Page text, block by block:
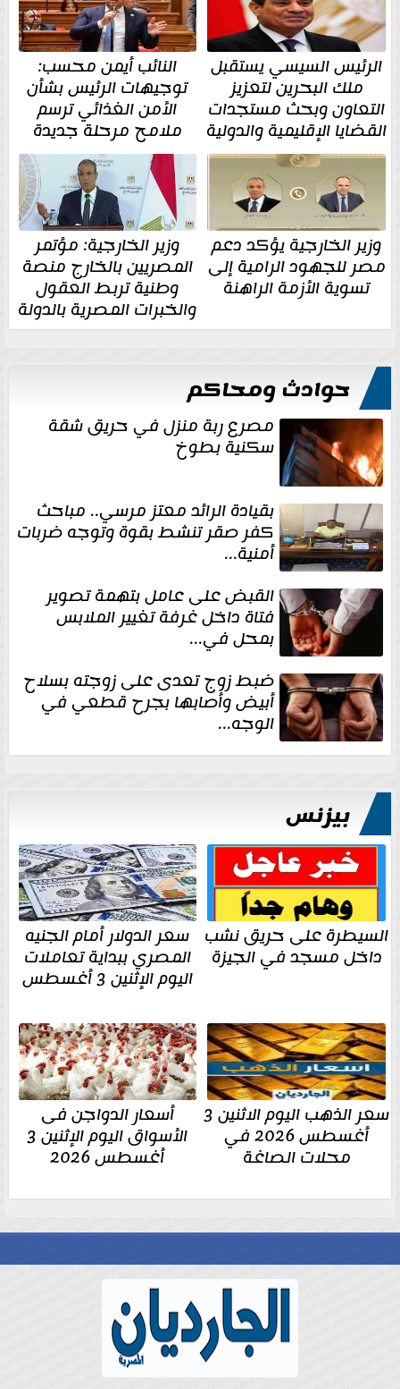
الرئيس السيسي يستقبل
ملك البحرين لتعزيز
التعاون وبحث مستجدات
القضايا الإقليمية والدولية
النائب أيمن محسب:
توجيهات الرئيس بشأن
الأمن الغذائي ترسم
ملامح مرحلة جديدة
وزير الخارجية يؤكد دعم
مصر للجهود الرامية إلى
تسوية الأزمة الراهنة
وزير الخارجية: مؤتمر
المصريين بالخارج منصة
وطنية تربط العقول
والخبرات المصرية بالدولة
حوادث ومحاكم
مصرع ربة منزل في حريق شقة
سكنية بطوخ
بقيادة الرائد معتز مرسي.. مباحث
كفر صقر تنشط بقوة وتوجه ضربات
أمنية...
القبض على عامل بتهمة تصوير
فتاة داخل غرفة تغيير الملابس
بمحل في...
ضبط زوج تعدى على زوجته بسلاح
أبيض وأصابها بجرح قطعي في
الوجه...
بيزنس
السيطرة على حريق نشب
داخل مسجد في الجيزة
سعر الدولار أمام الجنيه
المصري ببداية تعاملات
اليوم الإثنين 3 أغسطس
سعر الذهب اليوم الاثنين 3
أغسطس 2026 في
محلات الصاغة
أسعار الدواجن فى
الأسواق اليوم الإثنين 3
أغسطس 2026